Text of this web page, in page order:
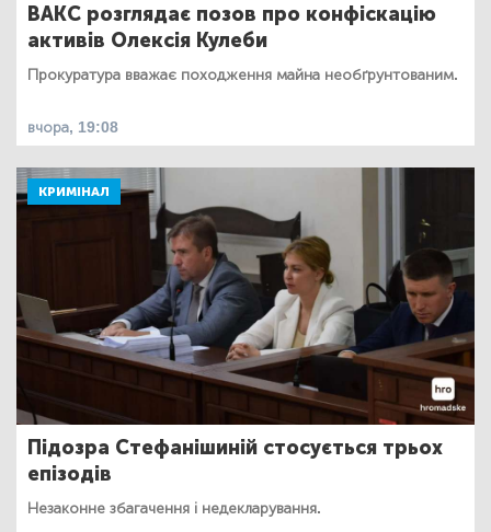
ВАКС розглядає позов про конфіскацію
активів Олексія Кулеби
Прокуратура вважає походження майна необґрунтованим.
вчора, 19:08
КРИМІНАЛ
Підозра Стефанішиній стосується трьох
епізодів
Незаконне збагачення і недекларування.